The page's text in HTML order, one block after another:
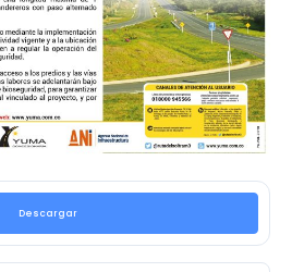
Descargar